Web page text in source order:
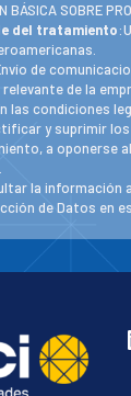
BÁSICA SOBRE
del tratamiento
de
de la
las condiciones
y suprimir
a oponerse
la información
de Datos en